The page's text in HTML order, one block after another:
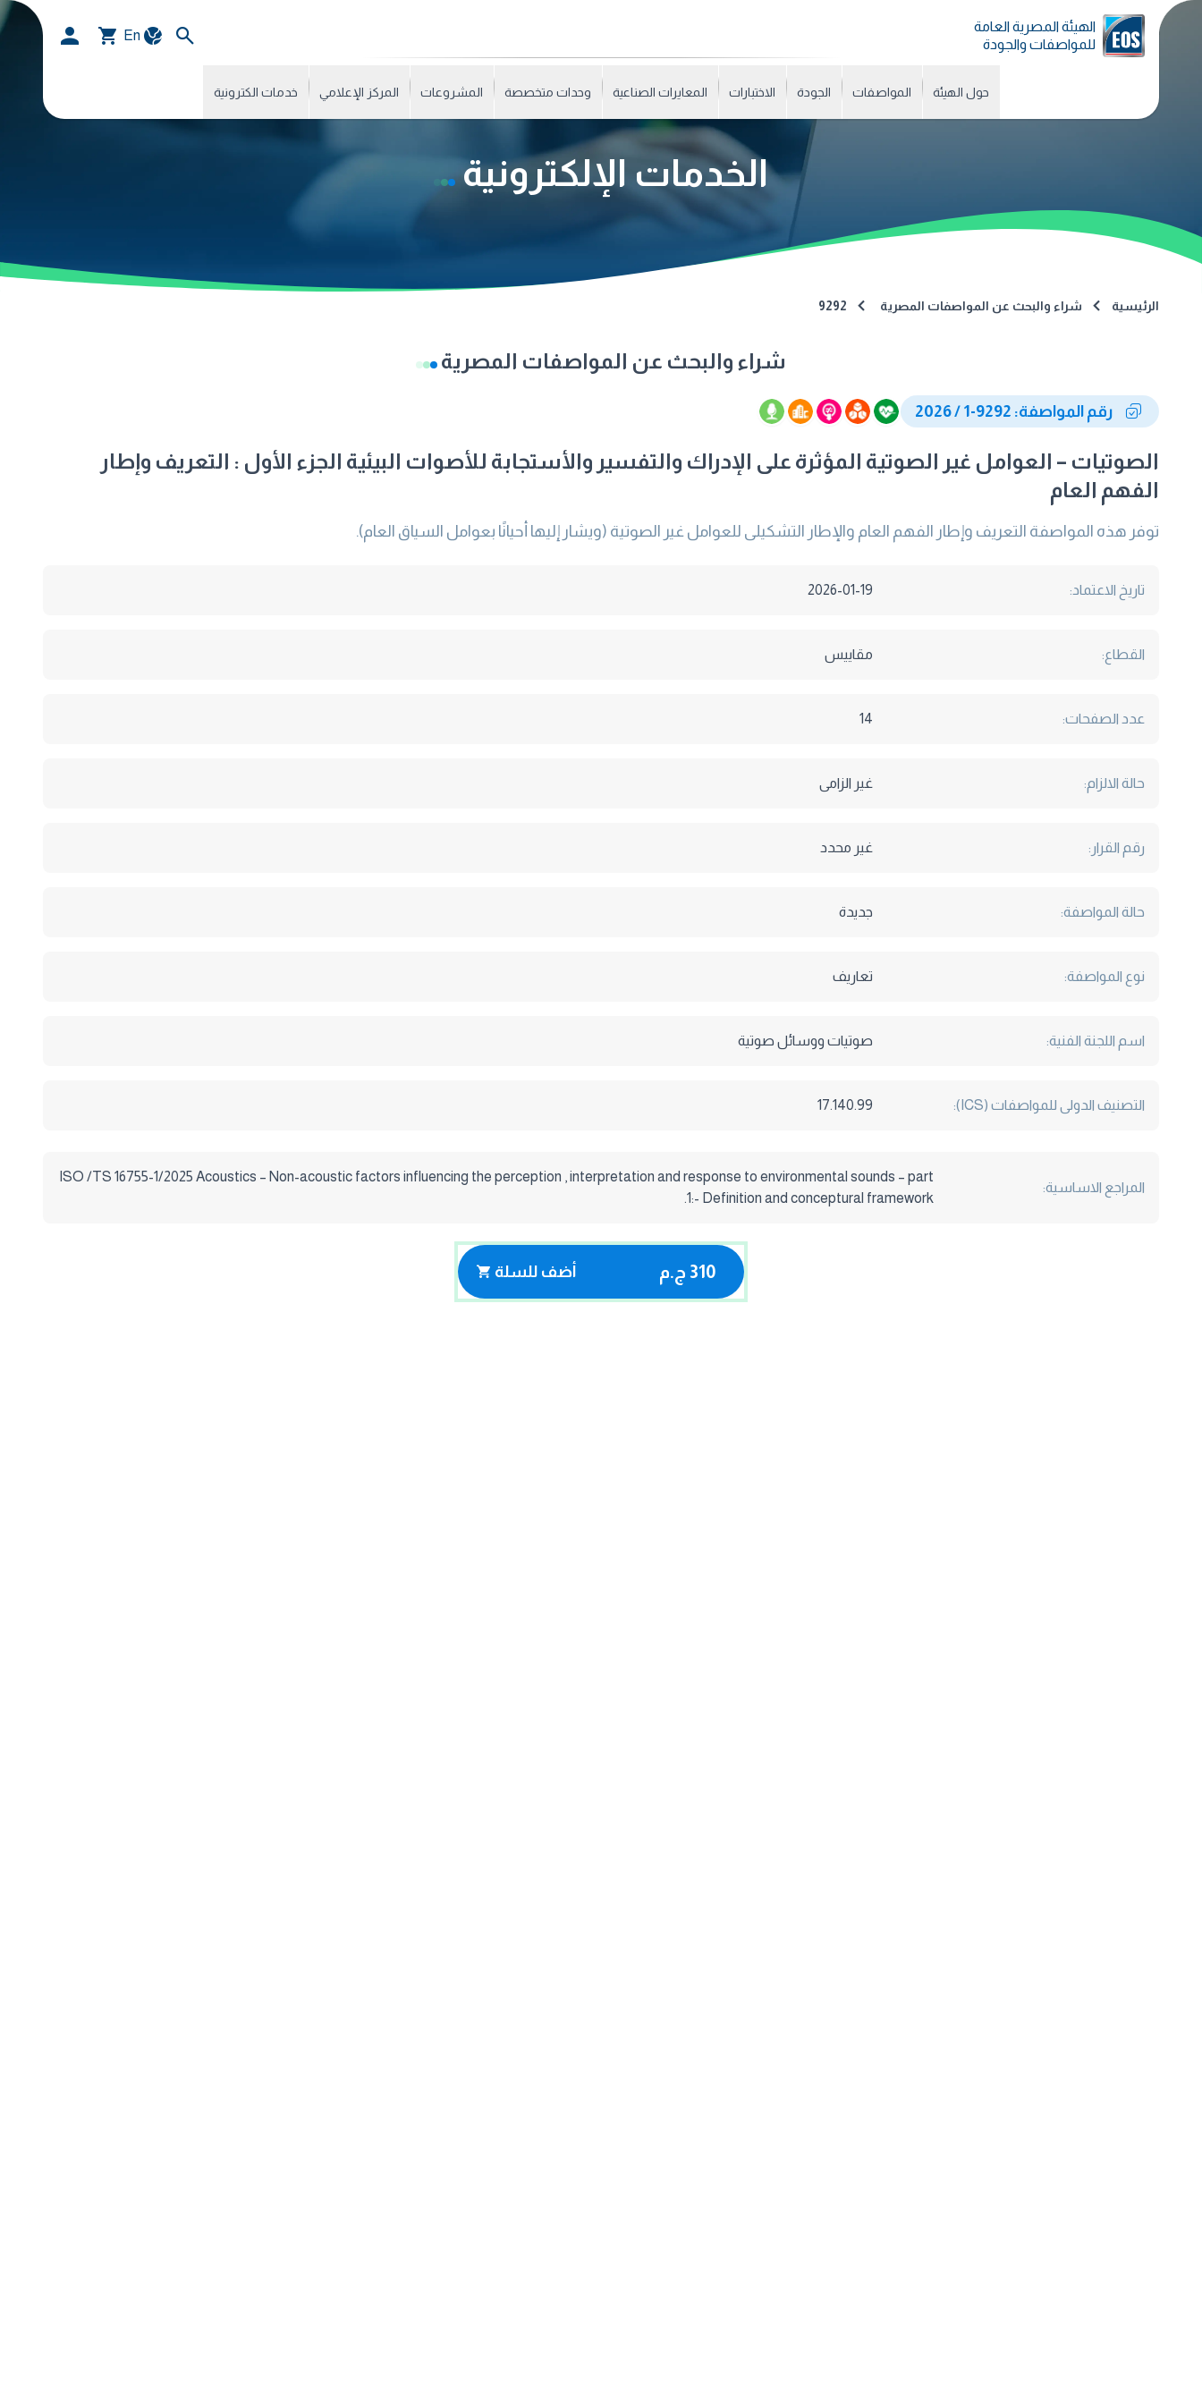
الهيئة المصرية العامة
للمواصفات والجودة
En
حول الهيئة المواصفات الجودة الاختبارات المعايرات الصناعية وحدات متخصصة المشروعات المركز الإعلامي خدمات الكترونية
الخدمات الإلكترونية
الرئيسية شراء والبحث عن المواصفات المصرية 9292
شراء والبحث عن المواصفات المصرية
رقم المواصفة: 9292-1 / 2026
الصوتيات – العوامل غير الصوتية المؤثرة على الإدراك والتفسير والأستجابة للأصوات البيئية الجزء الأول : التعريف وإطار
الفهم العام
توفر هذه المواصفة التعريف وإطار الفهم العام والإطار التشكيلى للعوامل غير الصوتية (ويشار إليها أحيانًا بعوامل السياق العام).
تاريخ الاعتماد: 2026-01-19
القطاع: مقاييس
عدد الصفحات: 14
حالة الالزام: غير الزامى
رقم القرار: غير محدد
حالة المواصفة: جديدة
نوع المواصفة: تعاريف
اسم اللجنة الفنية: صوتيات ووسائل صوتية
التصنيف الدولى للمواصفات (ICS): 17.140.99
المراجع الاساسية:
ISO /TS 16755-1/2025 Acoustics – Non-acoustic factors influencing the perception , interpretation and response to environmental sounds – part
1:- Definition and conceptural framework.
310 ج.م أضف للسلة